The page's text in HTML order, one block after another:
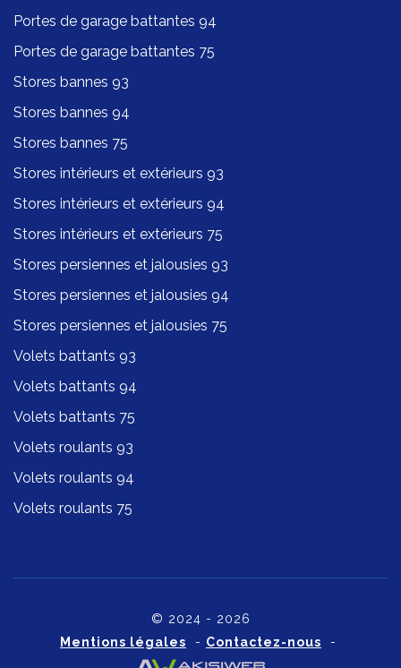
Portes de garage battantes 94
Portes de garage battantes 75
Stores bannes 93
Stores bannes 94
Stores bannes 75
Stores intérieurs et extérieurs 93
Stores intérieurs et extérieurs 94
Stores intérieurs et extérieurs 75
Stores persiennes et jalousies 93
Stores persiennes et jalousies 94
Stores persiennes et jalousies 75
Volets battants 93
Volets battants 94
Volets battants 75
Volets roulants 93
Volets roulants 94
Volets roulants 75
© 2024 - 2026
Mentions légales - Contactez-nous -